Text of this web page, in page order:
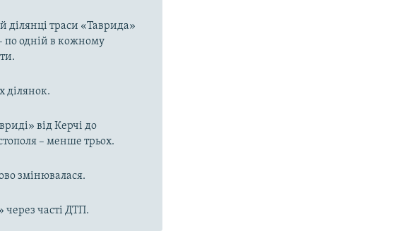
ділянці траси «Таврида»
по одній в кожному
ділянок.
від Керчі до
– менше трьох.
змінювалася.
часті ДТП.